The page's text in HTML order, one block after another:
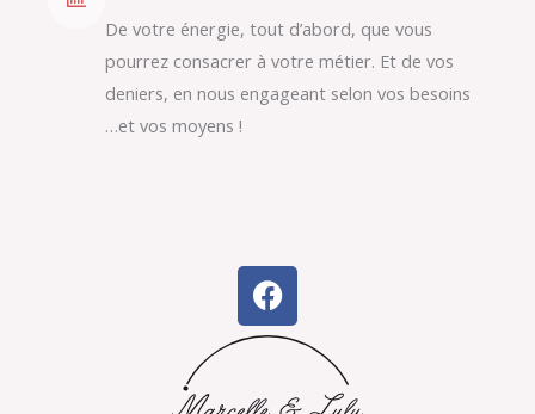
De votre énergie, tout d’abord, que vous
pourrez consacrer à votre métier. Et de vos
deniers, en nous engageant selon vos besoins
…et vos moyens !
F
a
c
b